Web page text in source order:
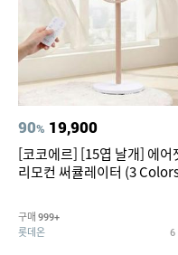
90% 19,900
[코코에르] [15엽 날개] 에어
리모컨 써큘레이터 (3
구매 999+
롯데온 6